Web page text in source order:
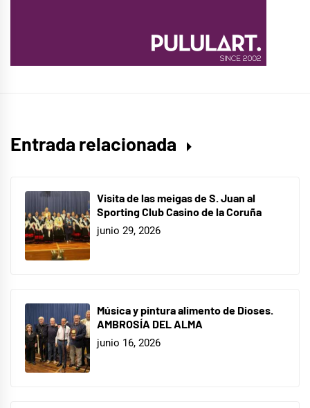
Entrada relacionada
Visita de las meigas de S. Juan al
Sporting Club Casino de la Coruña
junio 29, 2026
Música y pintura alimento de Dioses.
AMBROSÍA DEL ALMA
junio 16, 2026